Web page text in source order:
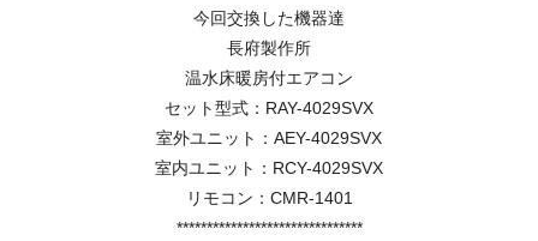
今回交換した機器達
長府製作所
温水床暖房付エアコン
セット型式：RAY-4029SVX
室外ユニット：AEY-4029SVX
室内ユニット：RCY-4029SVX
リモコン：CMR-1401
*******************************